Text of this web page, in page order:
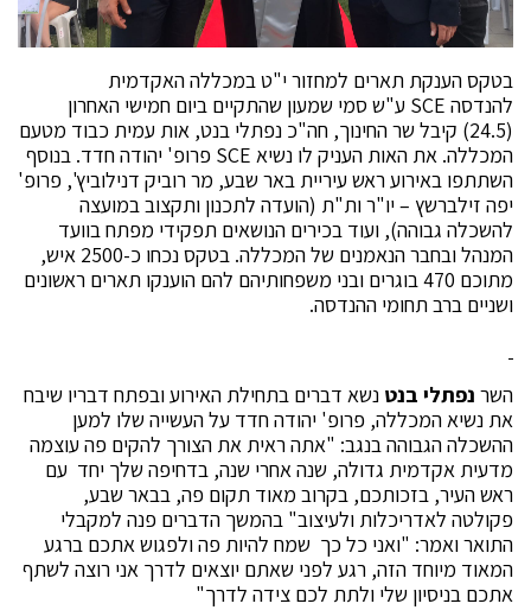
בטקס הענקת תארים למחזור י"ט במכללה האקדמית
להנדסה SCE ע"ש סמי שמעון שהתקיים ביום חמישי האחרון
(24.5) קיבל שר החינוך, חה"כ נפתלי בנט, אות עמית כבוד מטעם
המכללה. את האות העניק לו נשיא SCE פרופ' יהודה חדד. בנוסף
השתתפו באירוע ראש עיריית באר שבע, מר רוביק דנילוביץ', פרופ'
יפה זילברשץ – יו"ר ות"ת (הועדה לתכנון ותקצוב במועצה
להשכלה גבוהה), ועוד בכירים הנושאים תפקידי מפתח בוועד
המנהל ובחבר הנאמנים של המכללה. בטקס נכחו כ-2500 איש,
מתוכם 470 בוגרים ובני משפחותיהם להם הוענקו תארים ראשונים
ושניים ברב תחומי ההנדסה.
השר נפתלי בנטנשא דברים בתחילת האירוע ובפתח דבריו שיבח
את נשיא המכללה, פרופ' יהודה חדד על העשייה שלו למען
ההשכלה הגבוהה בנגב: "אתה ראית את הצורך להקים פה עוצמה
מדעית אקדמית גדולה, שנה אחרי שנה, בדחיפה שלך יחד עם
ראש העיר, בזכותכם, בקרוב מאוד תקום פה, בבאר שבע,
פקולטה לאדריכלות ולעיצוב" בהמשך הדברים פנה למקבלי
התואר ואמר: "ואני כל כך שמח להיות פה ולפגוש אתכם ברגע
המאוד מיוחד הזה, רגע לפני שאתם יוצאים לדרך אני רוצה לשתף
אתכם בניסיון שלי ולתת לכם צידה לדרך"